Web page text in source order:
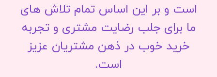
است و بر این اساس تمام تلاش های
ما برای جلب رضایت مشتری و تجربه
خرید خوب در ذهن مشتریان عزیز
است.